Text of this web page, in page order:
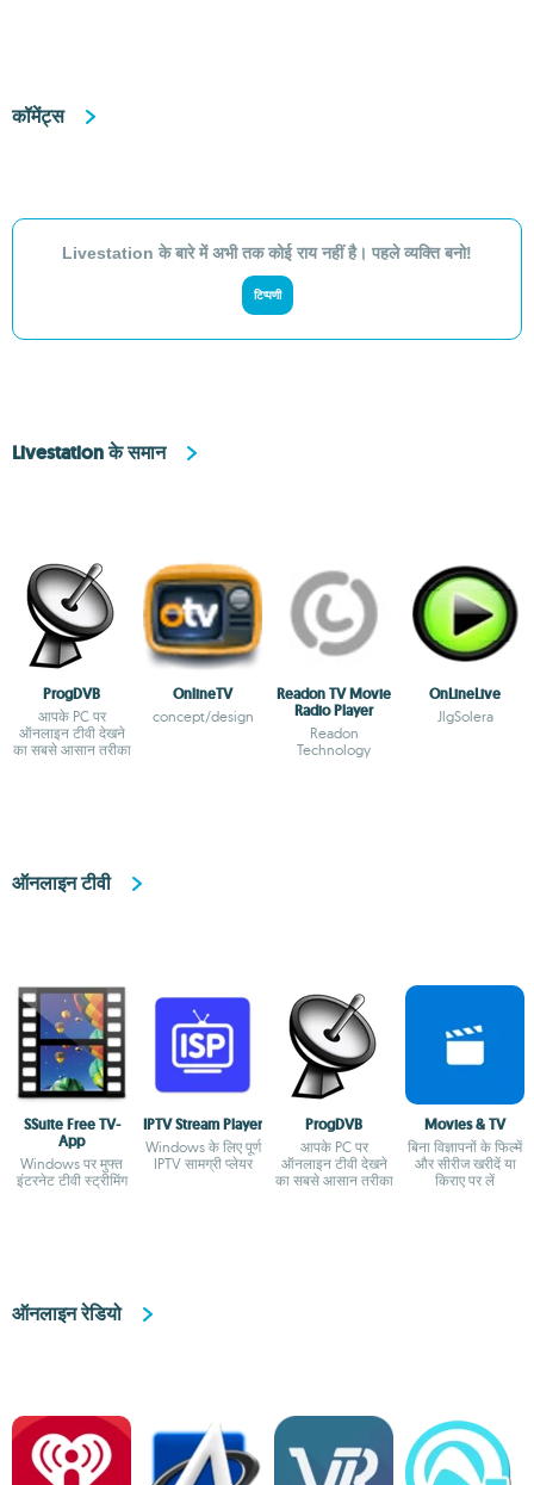
कॉमेंट्स
Livestation के बारे में अभी तक कोई राय नहीं है। पहले व्यक्ति बनो!
टिप्पणी
Livestation के समान
ProgDVB
आपके PC पर
ऑनलाइन टीवी देखने
का सबसे आसान तरीका
OnlineTV
concept/design
Readon TV Movie
Radio Player
Readon
Technology
OnLineLive
JlgSolera
ऑनलाइन टीवी
SSuite Free TV-
App
Windows पर मुफ्त
इंटरनेट टीवी स्ट्रीमिंग
IPTV Stream Player
Windows के लिए पूर्ण
IPTV सामग्री प्लेयर
ProgDVB
आपके PC पर
ऑनलाइन टीवी देखने
का सबसे आसान तरीका
Movies & TV
बिना विज्ञापनों के फिल्में
और सीरीज खरीदें या
किराए पर लें
ऑनलाइन रेडियो